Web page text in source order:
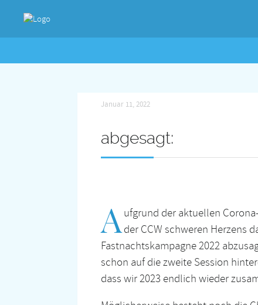
Januar 11, 2022
abgesagt:
Aufgrund der aktuellen
der CCW schweren Herzens
Fastnachtskampagne 2022
schon auf die zweite Session
dass wir 2023 endlich wieder